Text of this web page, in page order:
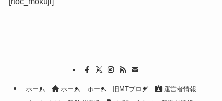
ホーム ホーム ホーム 旧MTブログ
運営者情報